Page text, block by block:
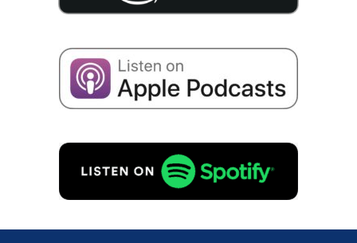
Concordo com o armaze­na­men­to dos meus
dados para receber e-mails sobre suces­são
PEDIDO GRATUITO!